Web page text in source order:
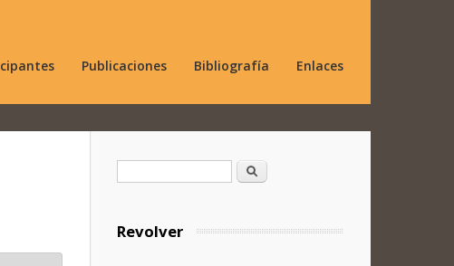
Publicaciones Bibliografía Enlaces
Formulario de búsqueda
Buscar
Revolver